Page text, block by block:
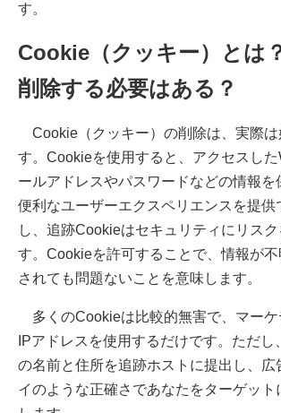
す。
Cookie（クッキー）とは
削除する必要はある？
Cookie（クッキー）の削除は、実際は
す。Cookieを使用すると、アクセスした
ールアドレスやパスワードなどの情報を
便利なユーザーエクスペリエンスを提供
し、追跡Cookieはセキュリティにリスク
す。Cookieを許可することで、情報が
されても​​問題ないことを意味します。
多くのCookieは比較的無害で、マーケ
IPアドレスを使用するだけです。ただし
の名前と住所を追跡ホストに提出し、広
イのような正確さであなたをターゲット